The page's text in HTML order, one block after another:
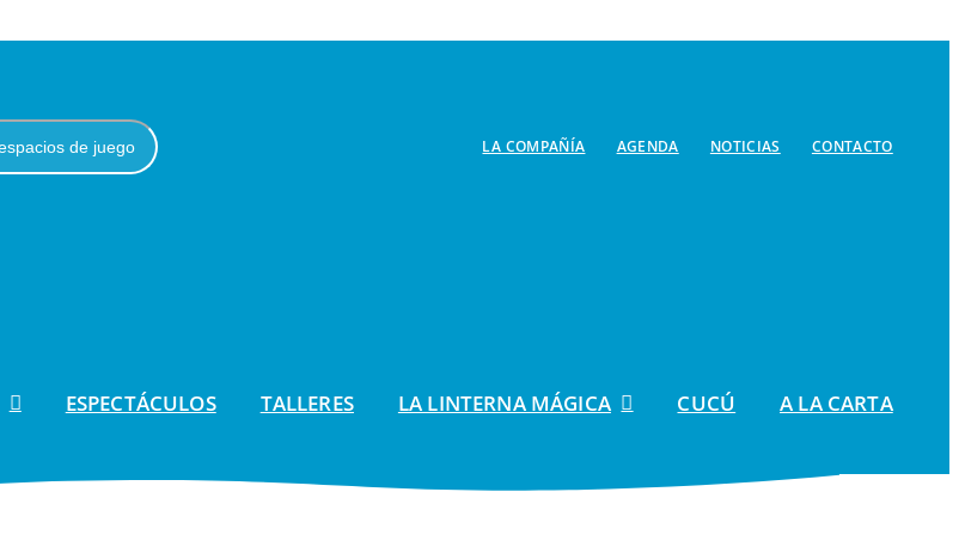
LA COMPAÑÍA AGENDA NOTICIAS CONTACTO
ESPECTÁCULOS TALLERES LA LINTERNA MÁGICA CUCÚ A LA CARTA